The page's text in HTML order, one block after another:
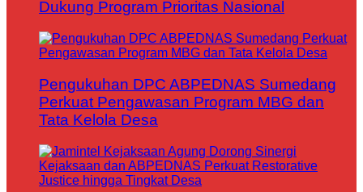
Dukung Program Prioritas Nasional
Pengukuhan DPC ABPEDNAS Sumedang
Perkuat Pengawasan Program MBG dan
Tata Kelola Desa